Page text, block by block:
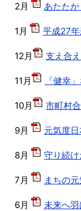
2月 あたた
1月 平成27
12月 支え合
11月 「健幸
10月 市町村
9月 元気度
8月 守り続
7月 まちの
6月 未来へ